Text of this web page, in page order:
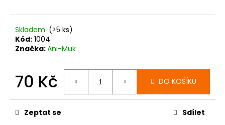
Skladem (>5 ks)
Kód: 1004
Značka:Ani-Muk
70 Kč
cena:
DO KOŠÍKU
Zeptat se Sdílet
D
p
o